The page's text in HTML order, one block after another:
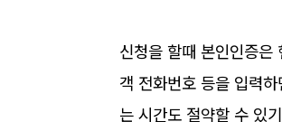
신청을 할때 본인인증
객 전화번호 등을 입력
는 시간도 절약할 수 있